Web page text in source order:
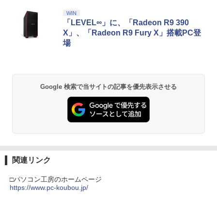
￥8,300
￥7,681
【純正品】Xbox ワイヤレス コントロー
4
【純正品】Xbox 充電式バッテリー + US
B-C ケーブル
￥3,982
窩座再来 通常版 [DVD]
￥3,523
3
【Amazon.co.jp限定】劇場版モノノ怪
ボード付) [Blu-ray]
WIN
「LEVEL∞」に、「Radeon R9 390
X」、「Radeon R9 Fury X」搭載PC登
場
Google 検索で当サイトの記事を優先表示させる
関連リンク
□パソコン工房のホームページ
https://www.pc-koubou.jp/